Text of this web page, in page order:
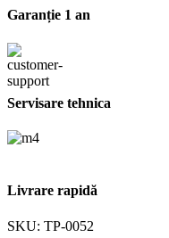
Garanție 1 an
Servisare tehnica
Livrare rapidă
SKU: TP-0052